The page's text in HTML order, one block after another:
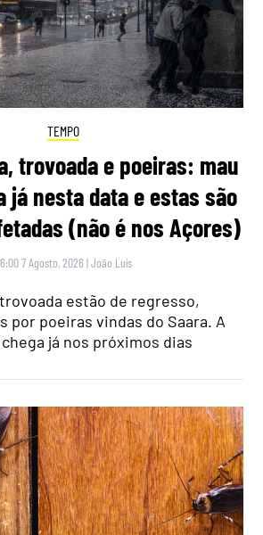
TEMPO
trovoada e poeiras: mau
já nesta data e estas são
(não é nos Açores)
7 Agosto, 2026 |João Luís
estão de regresso,
por poeiras vindas do Saara. A
já nos próximos dias